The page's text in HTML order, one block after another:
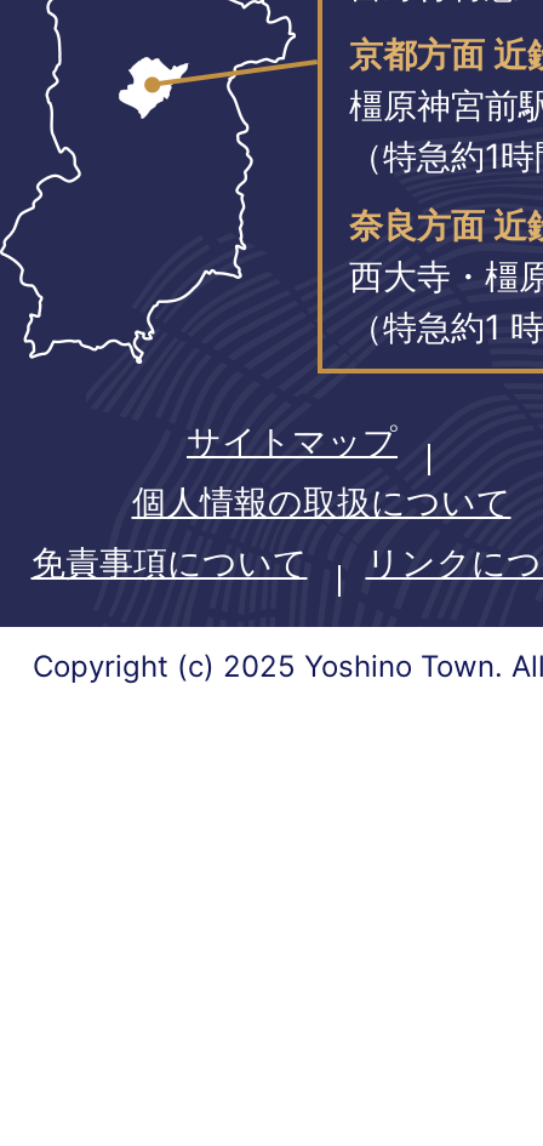
京都方面 近
橿原神宮前
（特急約1
奈良方面 近
西大寺・橿
（特急約1
サイトマップ
個人情報の取扱について
免責事項について
リンクに
Copyright (c) 2025 Yoshino Town.